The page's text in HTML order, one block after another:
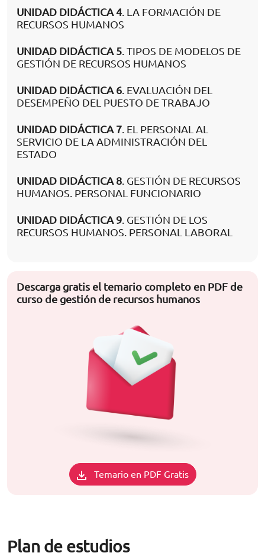
UNIDAD DIDÁCTICA 4. LA FORMACIÓN DE
RECURSOS HUMANOS
UNIDAD DIDÁCTICA 5 . TIPOS DE MODELOS DE
GESTIÓN DE RECURSOS HUMANOS
UNIDAD DIDÁCTICA 6 . EVALUACIÓN DEL
DESEMPEÑO DEL PUESTO DE TRABAJO
UNIDAD DIDÁCTICA 7 . EL PERSONAL AL
SERVICIO DE LA ADMINISTRACIÓN DEL
ESTADO
UNIDAD DIDÁCTICA 8 . GESTIÓN DE RECURSOS
HUMANOS. PERSONAL FUNCIONARIO
UNIDAD DIDÁCTICA 9 . GESTIÓN DE LOS
RECURSOS HUMANOS. PERSONAL LABORAL
Descarga gratis el temario completo en PDF de
curso de gestión de recursos humanos
Temario en PDF Gratis
Plan de estudios